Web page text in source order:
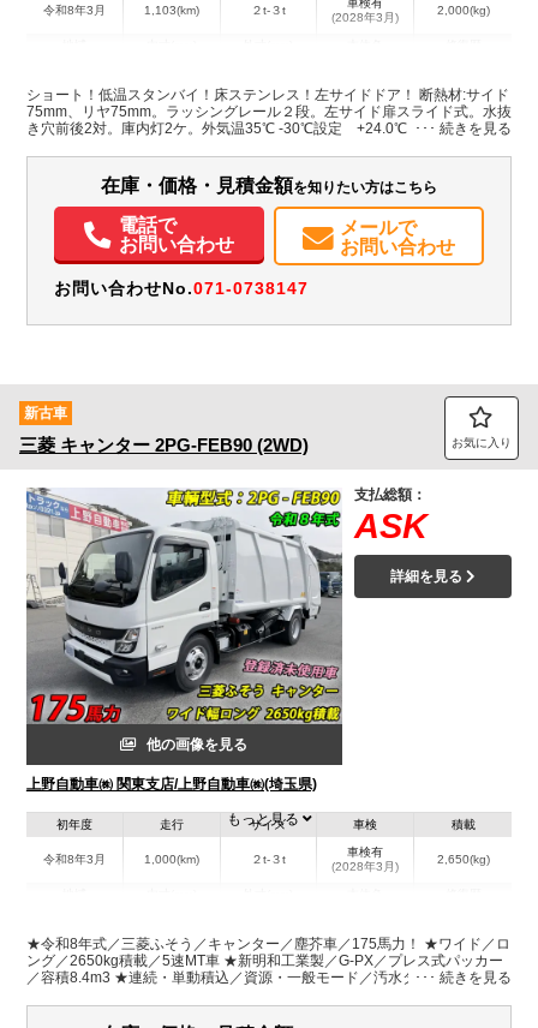
令和8年3月 1,103(km) ２t-３t
車検有
(2028年3月)
2,000(kg)
埼玉県
W:1,670
H:1,760
W:1,900
H:2,820
無
パワステ パワーウィンドウ エアバッグ 電動格納ミラー
バックモニター
記録簿（一部含む）
ショート！低温スタンバイ！床ステンレス！左サイドドア！ 断熱材:サイド
75mm、リヤ75mm。ラッシングレール２段。左サイド扉スライド式。水抜
き穴前後2対。庫内灯2ケ。外気温35℃ -30℃設定 +24.0℃ → +1.5℃ 1h 確
在庫・価格・見積金額を知りたい方はこちら
電話で
お問い合わせ
メールで
お問い合わせ
お問い合わせNo.071-0738147
新古車
三菱 キャンター 2PG-FEB90 (2WD) お気に入り
他の画像を見る
上野自動車㈱ 関東支店/上野自動車㈱(埼玉県)
支払総額：
ASK
詳細を見る
初年度
令和8年3月
走行
1,000(km)
サイズ
２t-３t
車検
車検有
(2028年3月)
積載
2,650(kg)
埼玉県 -
W:2,120
H:2,580
無
もっと見る
★令和8年式／三菱ふそう／キャンター／塵芥車／175馬力！ ★ワイド／ロ
ング／2650kg積載／5速MT車 ★新明和工業製／G-PX／プレス式パッカー
／容積8.4m3 ★連続・単動積込／資源・一般モード／汚水タンク付 ★リヤ
登録、乗入れOK！(要アドブルー)